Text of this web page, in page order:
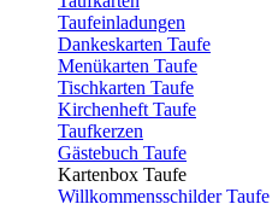
Taufeinladungen
Dankeskarten Taufe
Menükarten Taufe
Tischkarten Taufe
Kirchenheft Taufe
Taufkerzen
Gästebuch Taufe
Kartenbox Taufe
Willkommensschilder Taufe